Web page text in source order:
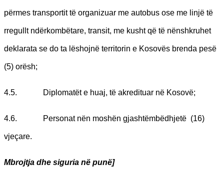
përmes transportit të organizuar me autobus ose me linjë të
rregullt ndërkombëtare, transit, me kusht që të nënshkruhet
deklarata se do ta lëshojnë territorin e Kosovës brenda pesë
(5) orësh;
4.5. Diplomatët e huaj, të akredituar në Kosovë;
4.6. Personat nën moshën gjashtëmbëdhjetë (16)
vjeçare.
Mbrojtja dhe siguria në punë]